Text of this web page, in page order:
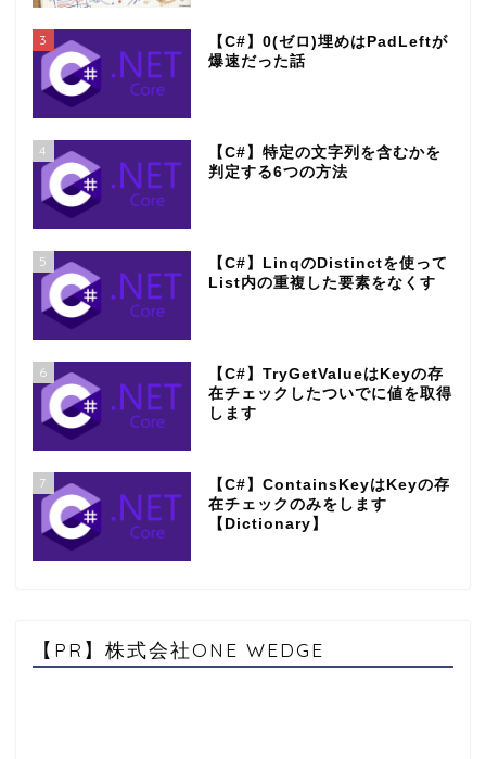
3
【C#】0(ゼロ)埋めはPadLeftが
爆速だった話
4
【C#】特定の文字列を含むかを
判定する6つの方法
5
【C#】LinqのDistinctを使って
List内の重複した要素をなくす
6
【C#】TryGetValueはKeyの存
在チェックしたついでに値を取得
します
7
【C#】ContainsKeyはKeyの存
在チェックのみをします
【Dictionary】
【PR】株式会社ONE WEDGE